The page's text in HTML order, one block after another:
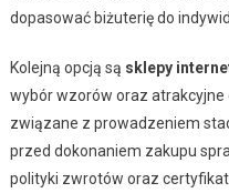
dopasować biżuterię do
Kolejną opcją są sklepy
wybór wzorów oraz
związane z prowadzeniem
przed dokonaniem zakupu
polityki zwrotów oraz